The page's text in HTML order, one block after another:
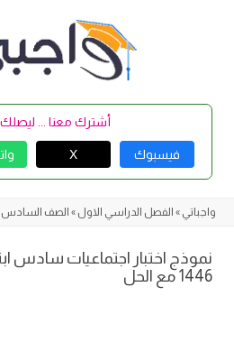
أشترك معنا ...
فيسبوك X
واجباتي » الفصل الدراسي الاول » الصف السادس
نموذج اختبار اجتماعيات سادس
1446 مع الحل